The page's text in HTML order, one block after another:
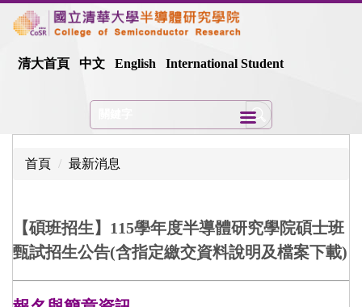
跳
到
主清大首頁 中文 English International Student
首頁 最新消息
【碩班招生】115學年度半導體研究學院碩士班
甄試招生公告(含指定繳交資料說明及檔案下載)